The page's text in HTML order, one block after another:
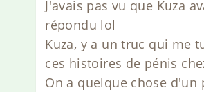
J'avais pas vu que Kuza
répondu lol
Kuza, y a un truc qui me
ces histoires de pénis
On a quelque chose d'un